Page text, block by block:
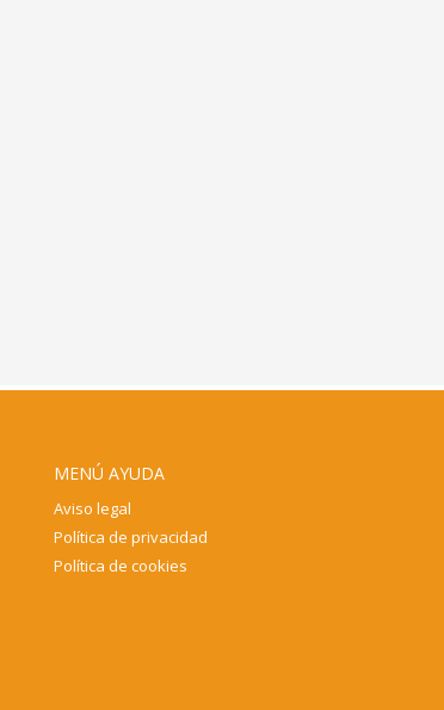
MENÚ AYUDA
Aviso legal
Política de privacidad
Política de cookies